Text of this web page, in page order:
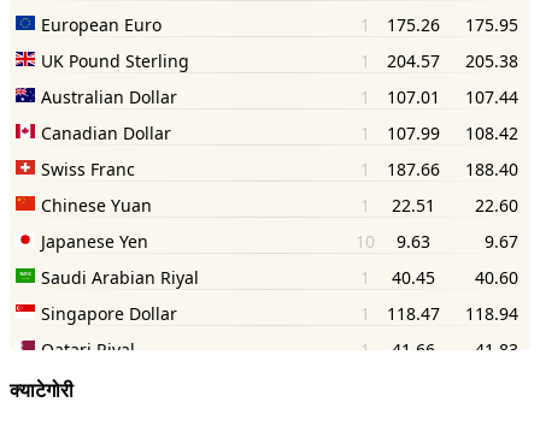
क्याटेगोरी